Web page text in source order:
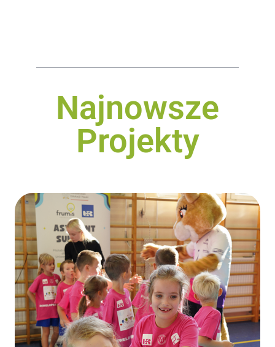
Najnowsze
Projekty